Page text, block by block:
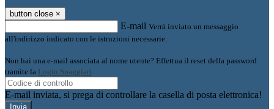
button close ×
E-mail Verrà inviato un messaggio
all'indirizzo indicato con le istruzioni necessarie.
Non hai una e-mail associata al nome utente? Effettua il reset della password
tramite la Login Spaggiari
E-mail inviata, si prega di controllare la casella di posta elettronica!